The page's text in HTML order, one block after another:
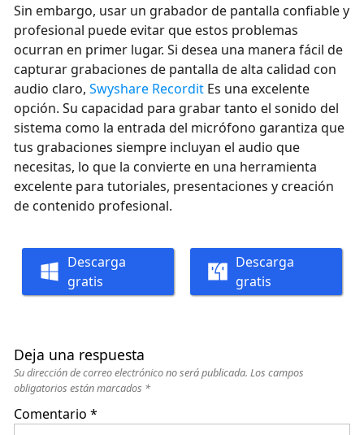
Sin embargo, usar un grabador de pantalla confiable y
profesional puede evitar que estos problemas
ocurran en primer lugar. Si desea una manera fácil de
capturar grabaciones de pantalla de alta calidad con
audio claro, Swyshare Recordit Es una excelente
opción. Su capacidad para grabar tanto el sonido del
sistema como la entrada del micrófono garantiza que
tus grabaciones siempre incluyan el audio que
necesitas, lo que la convierte en una herramienta
excelente para tutoriales, presentaciones y creación
de contenido profesional.
Descarga
gratis
Descarga
gratis
Deja una respuesta
Su dirección de correo electrónico no será publicada. Los campos
obligatorios están marcados *
Comentario *